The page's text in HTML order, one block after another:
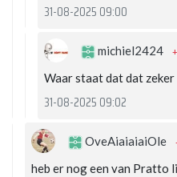
31-08-2025 09:00
michiel2424
Waar staat dat dat zeker
31-08-2025 09:02
OveAiaiaiaiOle
heb er nog een van Pratto